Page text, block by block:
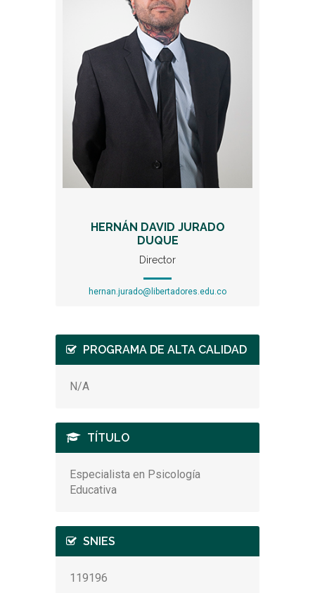
HERNÁN DAVID JURADO
DUQUE
Director
hernan.jurado@libertadores.edu.co
PROGRAMA DE ALTA CALIDAD
N/A
TÍTULO
Especialista en Psicología
Educativa
SNIES
119196